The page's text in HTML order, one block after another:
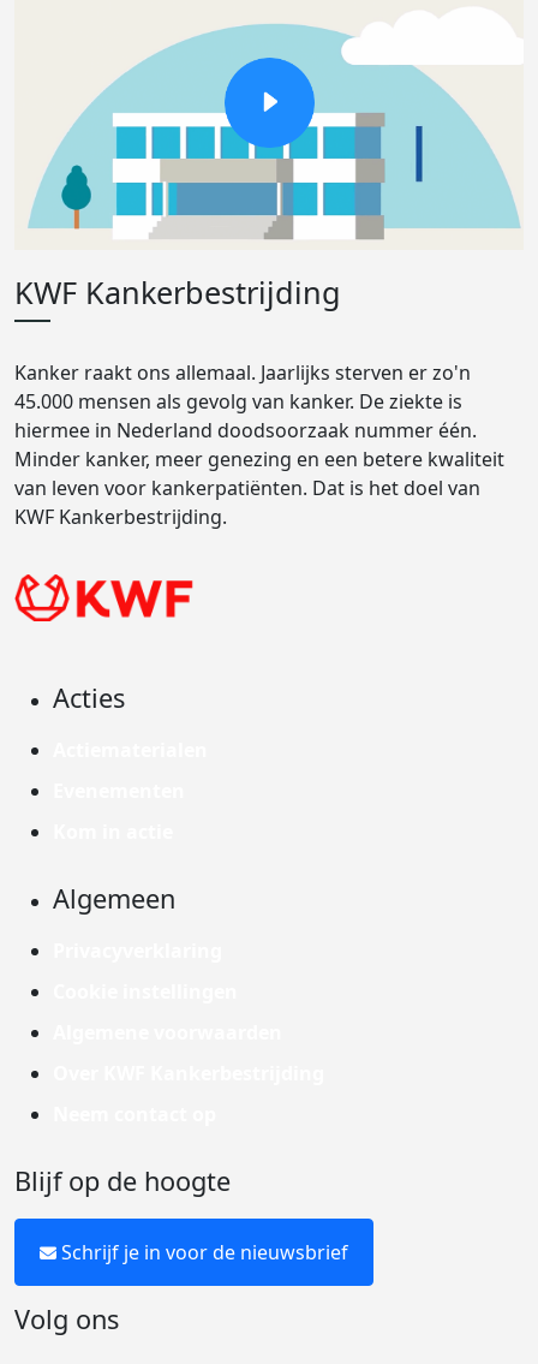
KWF Kankerbestrijding
Kanker raakt ons allemaal. Jaarlijks sterven er zo'n
45.000 mensen als gevolg van kanker. De ziekte is
hiermee in Nederland doodsoorzaak nummer één.
Minder kanker, meer genezing en een betere kwaliteit
van leven voor kankerpatiënten. Dat is het doel van
KWF Kankerbestrijding.
Acties
Algemeen
Blijf op de hoogte
Schrijf je in voor de nieuwsbrief
Volg ons